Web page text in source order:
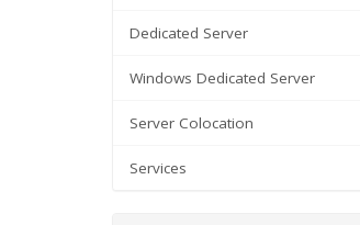
Dedicated Server
Windows Dedicated Server
Server Colocation
Services